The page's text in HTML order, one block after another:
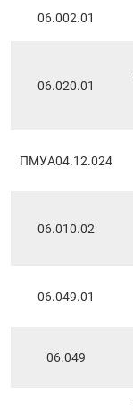
06.002.01
06.020.01
ПМУA04.12.024
06.010.02
06.049.01
06.049